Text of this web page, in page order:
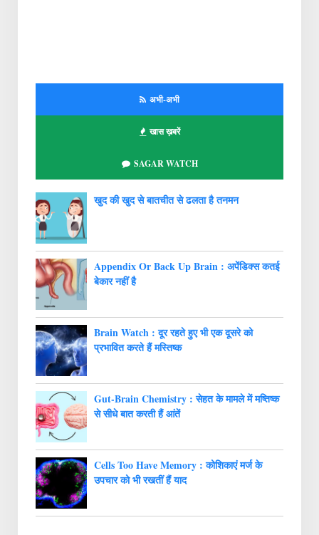
अभी-अभी
खास ख़बरें
SAGAR WATCH
खुद की खुद से बातचीत से ढलता है तनमन
Appendix Or Back Up Brain : अपेंडिक्स कतई
बेकार नहीं है
Brain Watch : दूर रहते हुए भी एक दूसरे को
प्रभावित करते हैं मस्तिष्क
Gut-Brain Chemistry : सेहत के मामले में मष्तिष्क
से सीधे बात करती हैं आंतें
Cells Too Have Memory : कोशिकाएं मर्ज के
उपचार को भी रखतीं हैं याद